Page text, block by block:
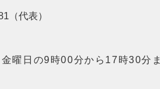
（代表）
曜日の9時00分から17時30分ま